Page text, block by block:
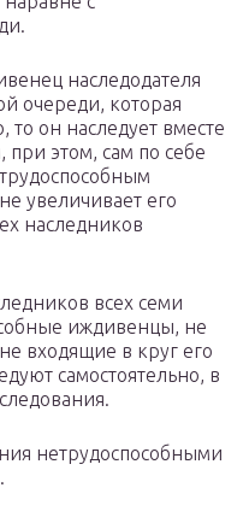
наследодателя
очереди, которая
он наследует вместе
этом, сам по себе
увеличивает его
наследников
всех семи
иждивенцы, не
входящие в круг его
самостоятельно, в
нетрудоспособными